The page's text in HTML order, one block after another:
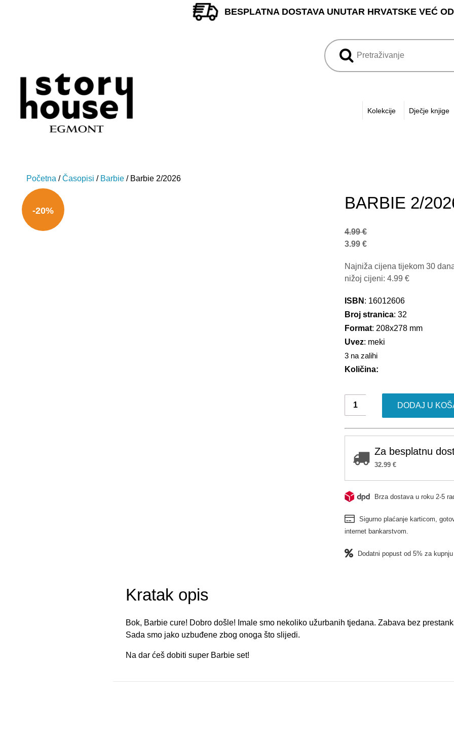
BESPLATNA DOSTAVA UNUTAR HRVATSKE VEĆ
Kolekcije Dječje knjige
Početna /Časopisi / Barbie / Barbie 2/2026
-20% BARBIE 2/
3.99€
4.99€
Najniža cijena tijekom 30
nižoj cijeni:4.99€
ISBN : 16012606
Broj stranica: 32
Format: 208x278 mm
Uvez: meki
3 na zalihi
Količina:
Barbie
DODAJ U
Za besplatnu
32.99€
Brza dostava u roku 2-5
Sigurno plaćanje karticom,
internet bankarstvom.
Dodatni popust od 5% za
Kratak opis
Bok, Barbie cure! Dobro došle! Imale smo nekoliko užurbanih tjedana. Zabava bez
Sada smo jako uzbuđene zbog onoga što slijedi.
Na dar ćeš dobiti super Barbie set!